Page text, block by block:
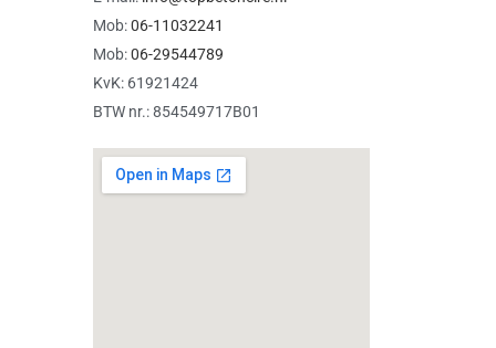
Mob:06-11032241
Mob:06-29544789
KvK: 61921424
BTW nr.: 854549717B01